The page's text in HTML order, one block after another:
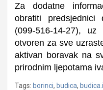
Za dodatne
obratiti predsjednici
(099-516-14-27),
otvoren za sve
aktivan boravak na
prirodnim ljepotama
Tags: borinci, budica,